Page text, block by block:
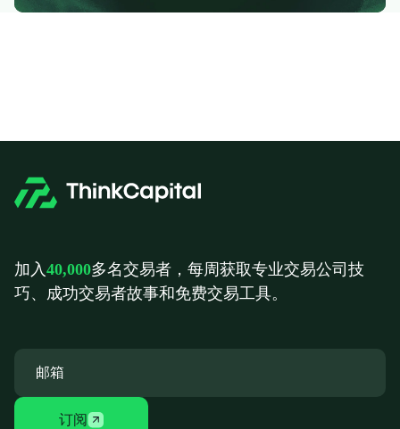
加入40,000多名交易者，每周获取专业交易公司技
巧、成功交易者故事和免费交易工具。
订阅